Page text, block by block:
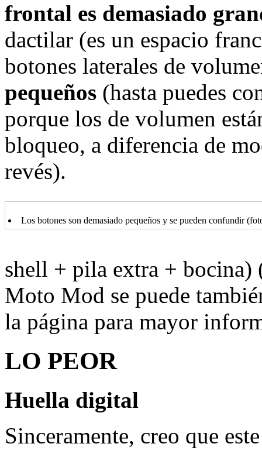
frontal es demasiado
dactilar (es un espacio
botones laterales de
pequeños (hasta puedes
porque los de volumen
bloqueo, a diferencia de
revés).
Los botones son demasiado pequeños y se pueden confundir
shell + pila extra +
Moto Mod se puede
la página para mayor
LO PEOR
Huella digital
Sinceramente, creo que